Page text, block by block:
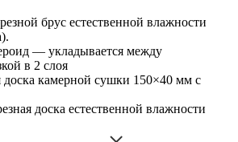
брус естественной влажности
— укладывается между
в 2 слоя
доска камерной сушки 150×40 мм с
доска естественной влажности